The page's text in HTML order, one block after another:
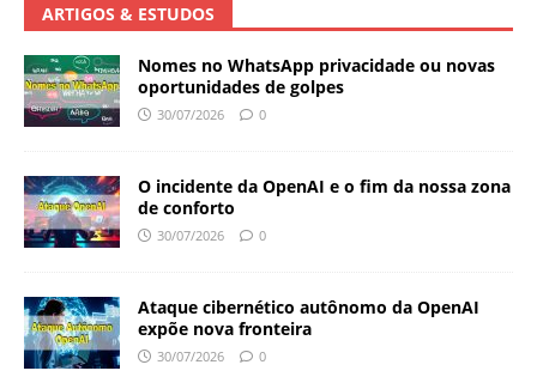
ARTIGOS & ESTUDOS
Nomes no WhatsApp privacidade ou novas
oportunidades de golpes
30/07/2026 0
O incidente da OpenAI e o fim da nossa zona
de conforto
30/07/2026 0
Ataque cibernético autônomo da OpenAI
expõe nova fronteira
30/07/2026 0